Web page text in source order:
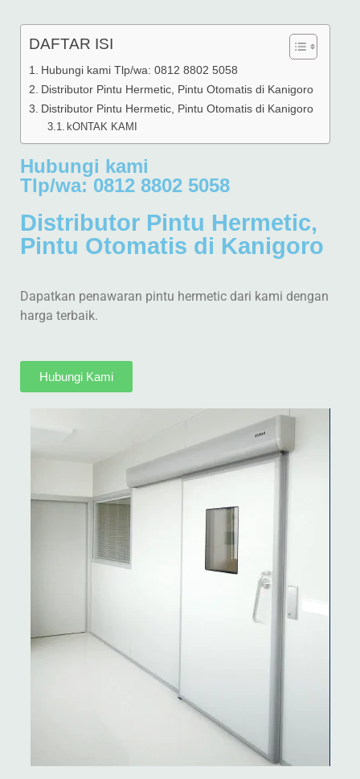
DAFTAR ISI
Hubungi kami Tlp/wa: 0812 8802 5058
Distributor Pintu Hermetic, Pintu Otomatis di Kanigoro
Distributor Pintu Hermetic, Pintu Otomatis di Kanigoro
kONTAK KAMI
Hubungi kami
Tlp/wa: 0812 8802 5058
Distributor Pintu Hermetic,
Pintu Otomatis di Kanigoro
Dapatkan penawaran pintu hermetic dari kami dengan
harga terbaik.
Hubungi Kami